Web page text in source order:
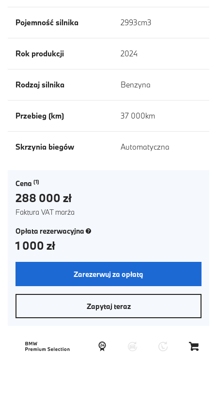
Pojemność silnika 2993cm3
Rok produkcji 2024
Rodzaj silnika Benzyna
Przebieg (km) 37 000km
Skrzynia biegów Automatyczna
Cena
288 000 zł
Faktura VAT marża
Opłata rezerwacyjna (nowe okno)
1 000 zł
Zarezerwuj za opłatą
Zapytaj teraz